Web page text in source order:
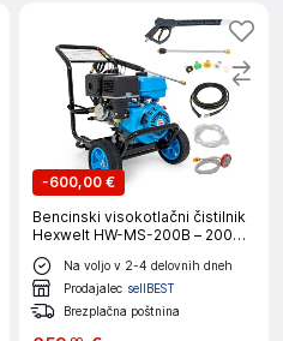
-600,00 €
Bencinski visokotlačni čistilnik
Hexwelt HW-MS-200B – 200
bar, 12,6 l/min, 13 KM
Na voljo v 2-4 delovnih dneh
Prodajalec sellBEST
Brezplačna poštnina